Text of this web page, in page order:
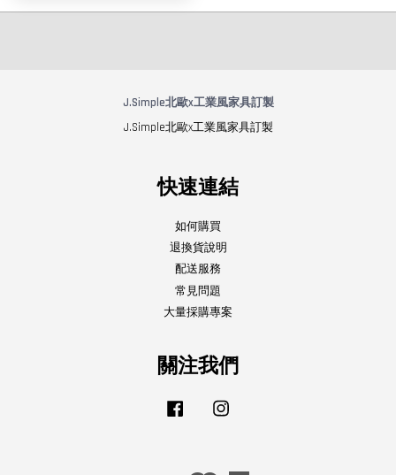
J.Simple北歐x工業風家具訂製
J.Simple北歐x工業風家具訂製
快速連結
如何購買
退換貨說明
配送服務
常見問題
大量採購專案
關注我們
Facebook